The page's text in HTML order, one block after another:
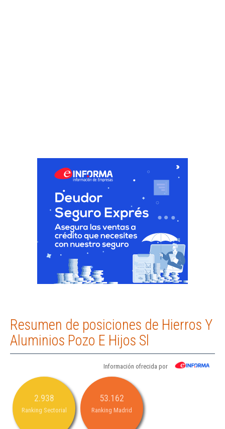
Resumen de posiciones de Hierros Y
Aluminios Pozo E Hijos Sl
Información ofrecida por
2.938
Ranking Sectorial
53.162
Ranking Madrid